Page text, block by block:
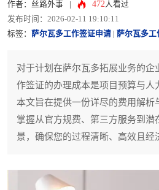
作者：丝路外事 472人看过
发布时间：2026-02-11 19:10:11
标签： 萨尔瓦多工作签证申请 萨尔瓦多工
对于计划在萨尔瓦多拓展业务的企
作签证的办理成本是项目预算与人
本文旨在提供一份详尽的费用解析
掌握从官方规费、第三方服务到潜
景，确保您的过程清晰、高效且经